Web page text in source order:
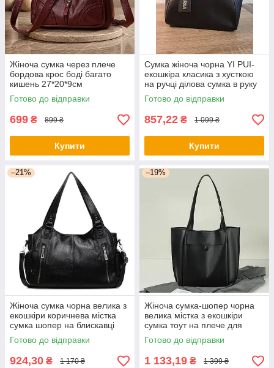
Жіноча сумка через плече
бордова крос боді багато
кишень 27*20*9см
Готово до відправки
699 ₴ 899 ₴
Купити
Сумка жіноча чорна YI PUI-
екошкіра класика з хусткою
на ручці ділова сумка в руку
та на плече
Готово до відправки
857,22 ₴ 1 099 ₴
Купити
–21%
Жіноча сумка чорна велика з
екошкіри коричнева містка
сумка шопер на блискавці
повсякденна сумка для
роботи навчання
Готово до відправки
924,30 ₴ 1 170 ₴
–19%
Жіноча сумка-шопер чорна
велика містка з екошкіри
сумка тоут на плече для
роботи та покупок goldenbg
Готово до відправки
1 133,19 ₴ 1 399 ₴